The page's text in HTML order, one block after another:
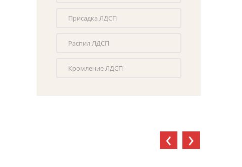
Присадка ЛДСП
Распил ЛДСП
Кромление ЛДСП
‹ ›